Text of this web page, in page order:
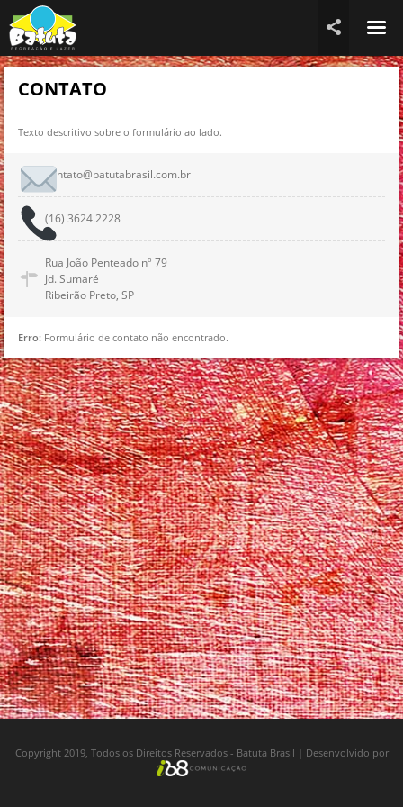
☰

CONTATO
Texto descritivo sobre o formulário ao lado.
contato@batutabrasil.com.br
(16) 3624.2228
 Rua João Penteado nº 79
Jd. Sumaré
Ribeirão Preto, SP
Erro: Formulário de contato não encontrado.
Copyright 2019, Todos os Direitos Reservados - Batuta Brasil | Desenvolvido por